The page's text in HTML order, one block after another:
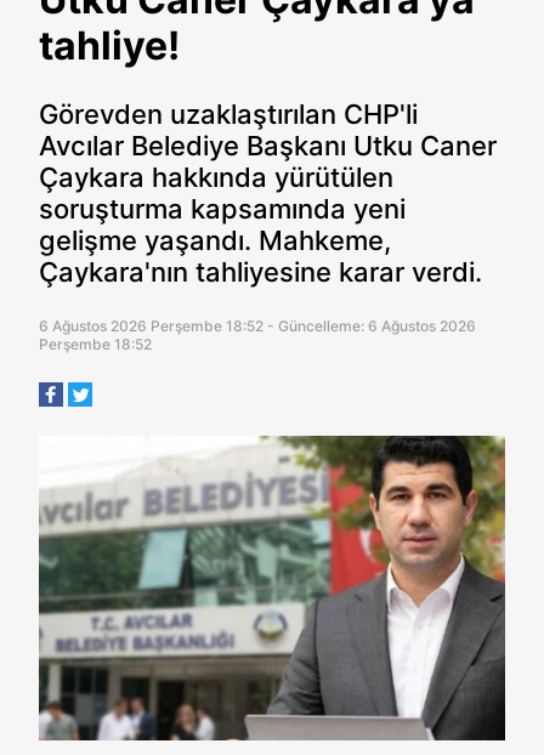
tahliye!
Görevden uzaklaştırılan CHP'li
Avcılar Belediye Başkanı Utku Caner
Çaykara hakkında yürütülen
soruşturma kapsamında yeni
gelişme yaşandı. Mahkeme,
Çaykara'nın tahliyesine karar verdi.
6 Ağustos 2026 Perşembe 18:52 - Güncelleme: 6 Ağustos 2026
Perşembe 18:52